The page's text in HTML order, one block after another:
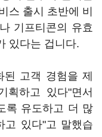
스 출시 초반에 비
기프티콘의 유효
있다는 겁니다.
고객 경험을 제
획하고 있다"면서
록 유도하고 더 많
고 있다"고 말했습